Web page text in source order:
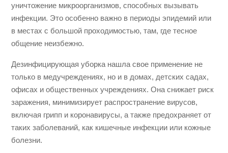
уничтожение микроорганизмов, способных вызывать
инфекции. Это особенно важно в периоды эпидемий или
в местах с большой проходимостью, там, где тесное
общение неизбежно.
Дезинфицирующая уборка нашла свое применение не
только в медучреждениях, но и в домах, детских садах,
офисах и общественных учреждениях. Она снижает риск
заражения, минимизирует распространение вирусов,
включая грипп и коронавирусы, а также предохраняет от
таких заболеваний, как кишечные инфекции или кожные
болезни.